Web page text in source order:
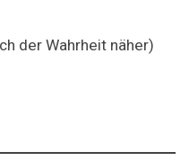
der Wahrheit näher)